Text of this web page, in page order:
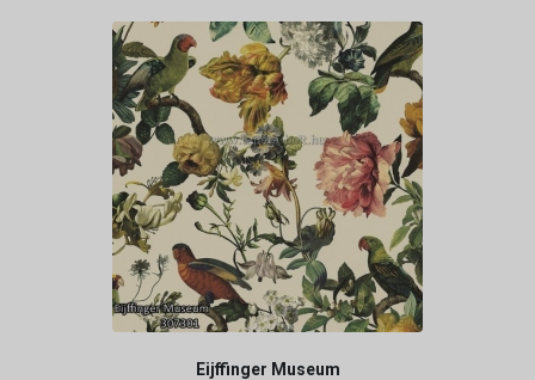
Eijffinger Museum